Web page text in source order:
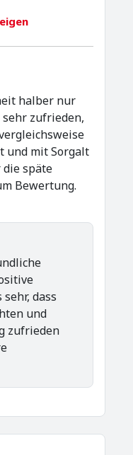
halber nur
zufrieden,
und mit Sorgalt
späte
Bewertung.
dass
und
zufrieden